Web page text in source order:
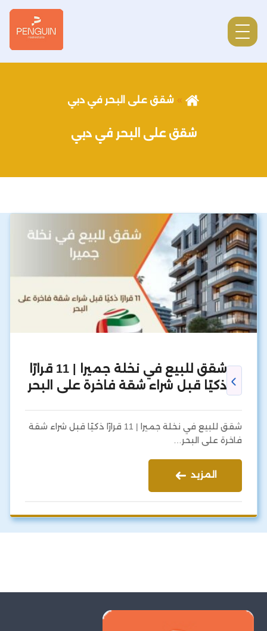
شقق على البحر في دبي
شقق على البحر في دبي
شقق للبيع في نخلة جميرا | 11 قرارًا
ذكيًا قبل شراء شقة فاخرة على البحر
شقق للبيع في نخلة جميرا | 11 قرارًا ذكيًا قبل شراء شقة
فاخرة على البحر…
المزيد